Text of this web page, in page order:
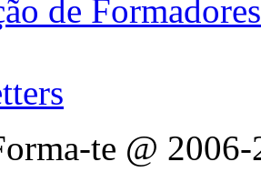
de Formadores
te @